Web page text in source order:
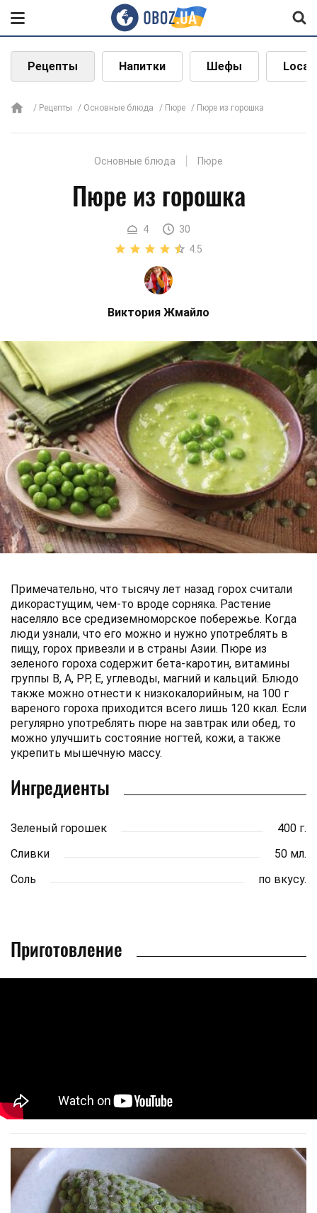
Рецепты Напитки Шефы Local
Рецепты Основные блюда Пюре Пюре из горошка
Основные блюда Пюре
Пюре из горошка
4
30
4.5
Виктория Жмайло
Примечательно, что тысячу лет назад горох считали
дикорастущим, чем-то вроде сорняка. Растение
населяло все средиземноморское побережье. Когда
люди узнали, что его можно и нужно употреблять в
пищу, горох привезли и в страны Азии. Пюре из
зеленого гороха содержит бета-каротин, витамины
группы В, А, РР, Е, углеводы, магний и кальций. Блюдо
также можно отнести к низкокалорийным, на 100 г
вареного гороха приходится всего лишь 120 ккал. Если
регулярно употреблять пюре на завтрак или обед, то
можно улучшить состояние ногтей, кожи, а также
укрепить мышечную массу.
Ингредиенты
Зеленый горошек
400 г.
Сливки
50 мл.
Соль
по вкусу.
Приготовление